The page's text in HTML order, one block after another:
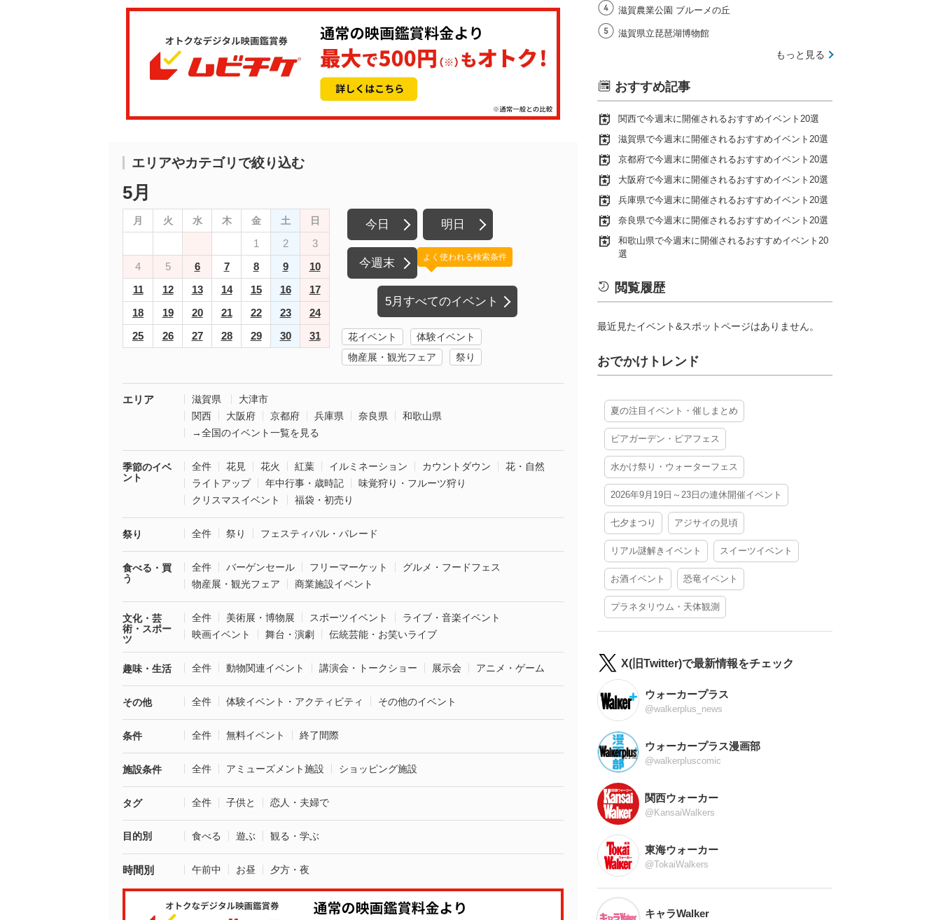
エリアやカテゴリで絞り込む
5月
月 火 水 木 金 土 日
1 2
3
4
5 6 7 8 9
10
11
12 13 14 15 16
17
18
19 20 21 22 23
24
25
26 27 28 29 30 31
今日 明日
今週末
5月すべてのイベント
よく使われる検索条件
花イベント
体験イベント
物産展・観光フェア
祭り
エリア 滋賀県
大津市
関西
大阪府 京都府 兵庫県 奈良県
和歌山県
→全国のイベント一覧を見る
季節のイベ
ント
全件 花見 花火 紅葉 イルミネーション カウントダウン
花・自然
ライトアップ
年中行事・歳時記
味覚狩り・フルーツ狩り
クリスマスイベント
福袋・初売り
祭り 全件 祭り フェスティバル・パレード
食べる・買
う
全件 バーゲンセール フリーマーケット
グルメ・フードフェス
物産展・観光フェア
商業施設イベント
文化・芸
術・スポー
ツ
全件 美術展・博物展 スポーツイベント
ライブ・音楽イベント
映画イベント
舞台・演劇 伝統芸能・お笑いライブ
趣味・生活 全件 動物関連イベント 講演会・トークショー 展示会 アニメ・ゲーム
その他 全件 体験イベント・アクティビティ その他のイベント
条件 全件 無料イベント 終了間際
施設条件 全件 アミューズメント施設 ショッピング施設
タグ 全件 子供と 恋人・夫婦で
目的別 食べる 遊ぶ 観る・学ぶ
時間別 午前中 お昼 夕方・夜
滋賀農業公園 ブルーメの丘
滋賀県立琵琶湖博物館
もっと見る
おすすめ記事
関西で今週末に開催されるおすすめイベント20選
滋賀県で今週末に開催されるおすすめイベント20選
京都府で今週末に開催されるおすすめイベント20選
大阪府で今週末に開催されるおすすめイベント20選
兵庫県で今週末に開催されるおすすめイベント20選
奈良県で今週末に開催されるおすすめイベント20選
和歌山県で今週末に開催されるおすすめイベント20
選
閲覧履歴
最近見たイベント&スポットページはありません。
おでかけトレンド
夏の注目イベント・催しまとめ
ビアガーデン・ビアフェス
水かけ祭り・ウォーターフェス
2026年9月19日～23日の連休開催イベント
七夕まつり アジサイの見頃
リアル謎解きイベント スイーツイベント
お酒イベント 恐竜イベント
プラネタリウム・天体観測
X(旧Twitter)で最新情報をチェック
ウォーカープラス
@walkerplus_news
ウォーカープラス漫画部
@walkerpluscomic
関西ウォーカー
@KansaiWalkers
東海ウォーカー
@TokaiWalkers
キャラWalker